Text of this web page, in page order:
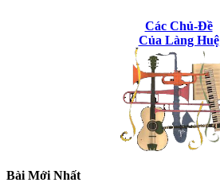
Các Chủ-Đề
Của Làng Huệ
Bài Mới Nhất